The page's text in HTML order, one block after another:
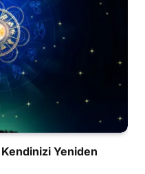
Yeniden